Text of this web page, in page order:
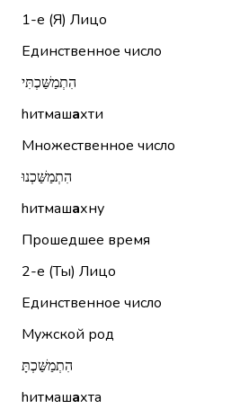
1-е (Я) Лицо
Единственное число
הִתְמַשַּׁכְתִּי
hитмашахти
Множественное число
הִתְמַשַּׁכְנוּ
hитмашахну
Прошедшее время
2-е (Ты) Лицо
Единственное число
Мужской род
הִתְמַשַּׁכְתָּ
hитмашахта